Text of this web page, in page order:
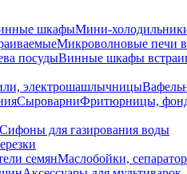
шкафыМини-
Микроволновые печи
посудыВинные шкафы
электрошашлычницы
СыроварниФритюрницы,
Сифоны для газирования воды
семянМаслобойки,